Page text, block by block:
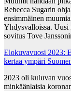
Rebecca Sugarin
ensimmäinen
Yhdysvalloissa.
sovitus Tove
Elokuvavuosi 2023:
kertaa ympäri
2023 oli kuluvan
minkäänlaisia